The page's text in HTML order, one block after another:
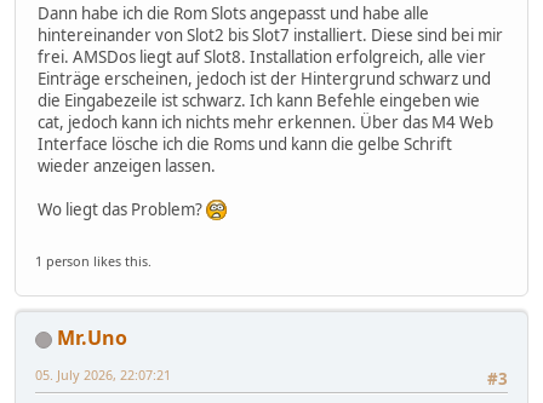
Dann habe ich die Rom Slots angepasst und habe alle
hintereinander von Slot2 bis Slot7 installiert. Diese sind bei mir
frei. AMSDos liegt auf Slot8. Installation erfolgreich, alle vier
Einträge erscheinen, jedoch ist der Hintergrund schwarz und
die Eingabezeile ist schwarz. Ich kann Befehle eingeben wie
cat, jedoch kann ich nichts mehr erkennen. Über das M4 Web
Interface lösche ich die Roms und kann die gelbe Schrift
wieder anzeigen lassen.
Wo liegt das Problem?
1 person likes this.
Mr.Uno
#3
05. July 2026, 22:07:21